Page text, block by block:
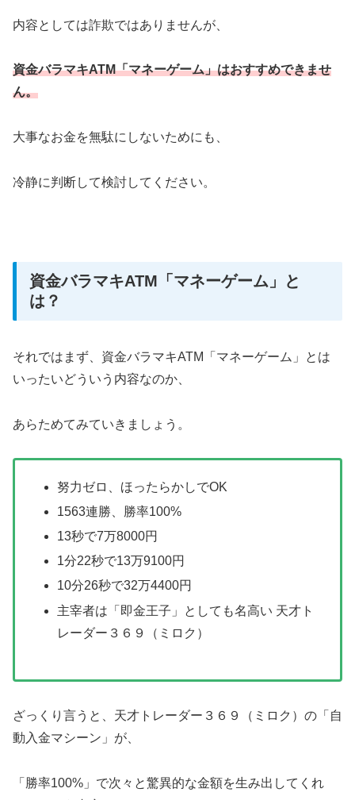
内容としては詐欺ではありませんが、
資金バラマキATM「マネーゲーム」はおすすめできませ
ん。
大事なお金を無駄にしないためにも、
冷静に判断して検討してください。
資金バラマキATM「マネーゲーム」と
は？
それではまず、資金バラマキATM「マネーゲーム」とは
いったいどういう内容なのか、
あらためてみていきましょう。
努力ゼロ、ほったらかしでOK
1563連勝、勝率100%
13秒で7万8000円
1分22秒で13万9100円
10分26秒で32万4400円
主宰者は「即金王子」としても名高い 天才ト
レーダー３６９（ミロク）
ざっくり言うと、天才トレーダー３６９（ミロク）の「自
動入金マシーン」が、
「勝率100%」で次々と驚異的な金額を生み出してくれ